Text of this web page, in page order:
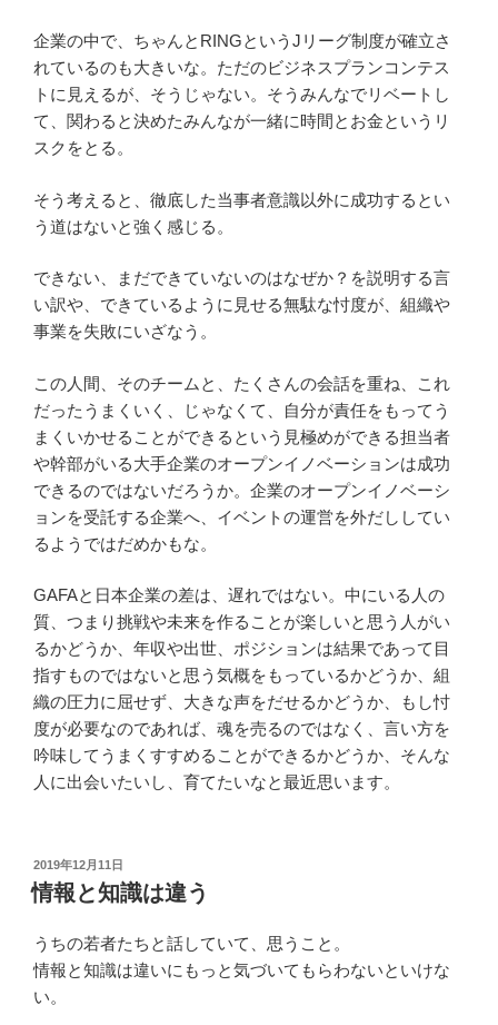
企業の中で、ちゃんとRINGというJリーグ制度が確立さ
れているのも大きいな。ただのビジネスプランコンテス
トに見えるが、そうじゃない。そうみんなでリベートし
て、関わると決めたみんなが一緒に時間とお金というリ
スクをとる。
そう考えると、徹底した当事者意識以外に成功するとい
う道はないと強く感じる。
できない、まだできていないのはなぜか？を説明する言
い訳や、できているように見せる無駄な忖度が、組織や
事業を失敗にいざなう。
この人間、そのチームと、たくさんの会話を重ね、これ
だったうまくいく、じゃなくて、自分が責任をもってう
まくいかせることができるという見極めができる担当者
や幹部がいる大手企業のオープンイノベーションは成功
できるのではないだろうか。企業のオープンイノベーシ
ョンを受託する企業へ、イベントの運営を外だししてい
るようではだめかもな。
GAFAと日本企業の差は、遅れではない。中にいる人の
質、つまり挑戦や未来を作ることが楽しいと思う人がい
るかどうか、年収や出世、ポジションは結果であって目
指すものではないと思う気概をもっているかどうか、組
織の圧力に屈せず、大きな声をだせるかどうか、もし忖
度が必要なのであれば、魂を売るのではなく、言い方を
吟味してうまくすすめることができるかどうか、そんな
人に出会いたいし、育てたいなと最近思います。
投
稿
日:
2019年12月11日
情報と知識は違う
うちの若者たちと話していて、思うこと。
情報と知識は違いにもっと気づいてもらわないといけな
い。